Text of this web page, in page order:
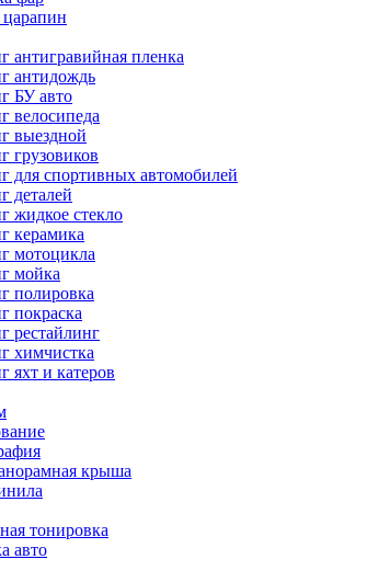
антигравийная пленка
антидождь
БУ авто
велосипеда
выездной
грузовиков
для спортивных автомобилей
деталей
жидкое стекло
керамика
мотоцикла
мойка
полировка
покраска
рестайлинг
химчистка
яхт и катеров
крыша
тонировка
авто